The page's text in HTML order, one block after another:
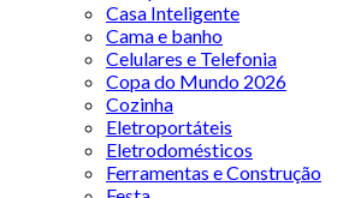
Casa Inteligente
Cama e banho
Celulares e Telefonia
Copa do Mundo 2026
Cozinha
Eletroportáteis
Eletrodomésticos
Ferramentas e Construção